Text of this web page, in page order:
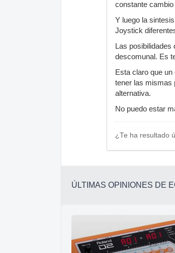
constante
Y luego la
Joystick
Las
descomunal. Es
Esta claro que
tener las mismas
alternativa.
No puedo estar
¿Te ha resultado
ÚLTIMAS OPINIONES DE